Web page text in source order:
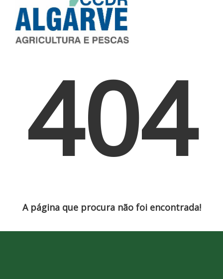
404
A página que procura não foi encontrada!